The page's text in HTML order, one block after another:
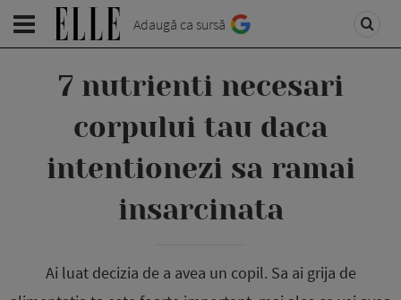
Adaugă ca sursă
7 nutrienti necesari
corpului tau daca
intentionezi sa ramai
insarcinata
Ai luat decizia de a avea un copil. Sa ai grija de